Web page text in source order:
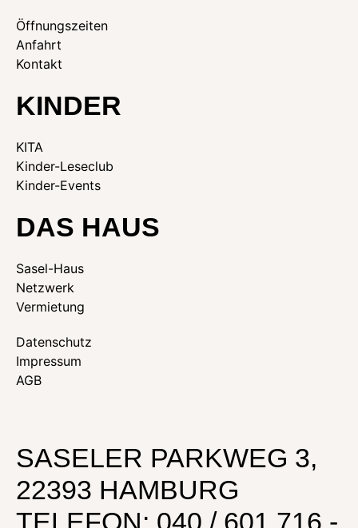
Öffnungszeiten
Anfahrt
Kontakt
KINDER
KITA
Kinder-Leseclub
Kinder-Events
DAS HAUS
Sasel-Haus
Netzwerk
Vermietung
Datenschutz
Impressum
AGB
SASELER PARKWEG 3,
22393 HAMBURG
TELEFON: 040 / 601 716 -